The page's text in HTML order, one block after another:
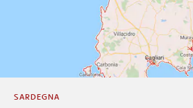
SARDEGNA